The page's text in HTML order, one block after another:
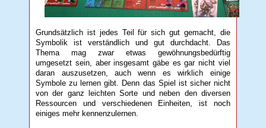
Grundsätzlich ist jedes Teil für sich gut gemacht, die
Symbolik ist verständlich und gut durchdacht. Das
Thema mag zwar etwas gewöhnungsbedürftig
umgesetzt sein, aber insgesamt gäbe es gar nicht viel
daran auszusetzen, auch wenn es wirklich einige
Symbole zu lernen gibt. Denn das Spiel ist sicher nicht
von der ganz leichten Sorte und neben den diversen
Ressourcen und verschiedenen Einheiten, ist noch
einiges mehr kennenzulernen.